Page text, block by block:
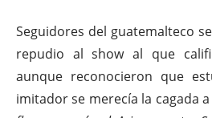
Seguidores del guatemalteco
repudio al show al que
aunque reconocieron que
imitador se merecía la cagada